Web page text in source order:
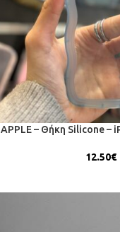
APPLE – Θήκη Silicone –
12.50€